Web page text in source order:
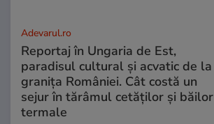
Adevarul.ro
Reportaj în Ungaria de Est,
paradisul cultural și acvatic de la
granița României. Cât costă un
sejur în tărâmul cetăților și băilor
termale